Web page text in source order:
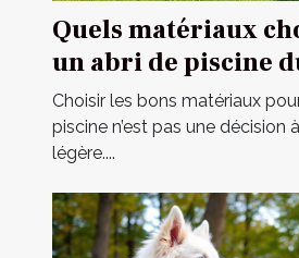
Quels matériaux
un abri de piscine
Choisir les bons matériaux
piscine n’est pas une décision
légère....